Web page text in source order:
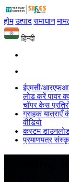
होम उत्पाद समाधान
हिन्दी
ईएमसी/
लोड करें पावर
चॉपर केस
ग्राहक यात्राएँ
वीडियो
कस्टम
प्रमाणपत्र